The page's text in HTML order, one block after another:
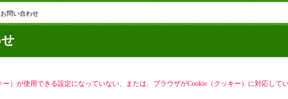
問い合わせ
ー）が使用できる設定になっていない、または、ブラウザがCookie（クッキー）に対応し